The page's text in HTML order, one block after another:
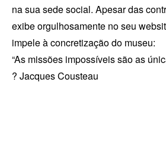
na sua sede social. Apesar das
exibe orgulhosamente no seu
impele à concretização do museu:
As missões impossíveis são as
? Jacques Cousteau